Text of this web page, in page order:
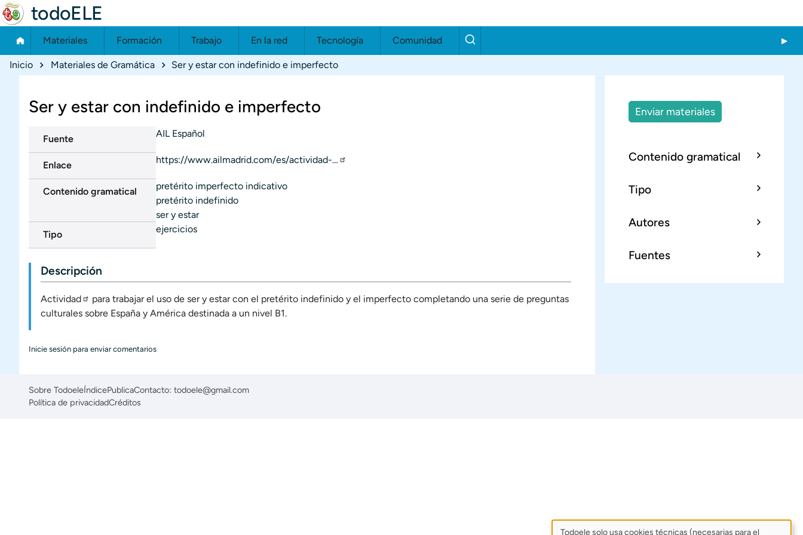
todoELE
Materiales Formación Trabajo En la red Tecnología Comunidad
Ruta de navegación
Inicio Materiales de Gramática Ser y estar con indefinido e imperfecto
Ser y estar con indefinido e imperfecto
Fuente
AIL Español
Enlace
https://www.ailmadrid.com/es/actividad-…
Contenido gramatical
pretérito imperfecto indicativo
pretérito indefinido
ser y estar
Tipo
ejercicios
Descripción
Actividad para trabajar el uso de sery estarcon el pretérito indefinido y el imperfecto completando una serie de preguntas
culturales sobre España y América destinada a un nivel B1.
Inicie sesión para enviar comentarios
Enviar materiales
Contenido gramatical
Tipo
Autores
Fuentes
Sobre TodoeleÍndicePublicaContacto: todoele@gmail.com
Política de privacidadCréditos
Todoele solo usa cookies técnicas (necesarias para el